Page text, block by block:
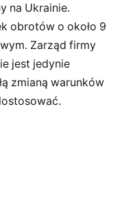
na Ukrainie.
obrotów o około 9
Zarząd firmy
jest jedynie
zmianą warunków